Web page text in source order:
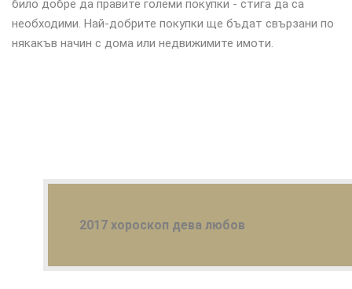
било добре да правите големи покупки - стига да са
необходими. Най-добрите покупки ще бъдат свързани по
някакъв начин с дома или недвижимите имоти.
2017 хороскоп дева любов